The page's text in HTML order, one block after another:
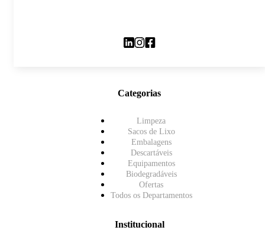
Categorias
Limpeza
Sacos de Lixo
Embalagens
Descartáveis
Equipamentos
Biodegradáveis
Ofertas
Todos os Departamentos
Institucional